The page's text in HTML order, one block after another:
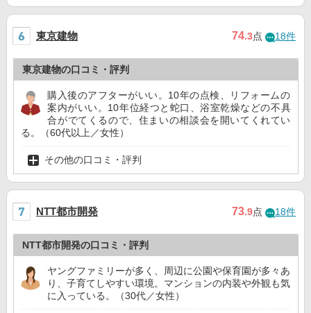
東京建物 74.3点 18件
東京建物の口コミ・評判
購入後のアフターがいい。10年の点検、リフォームの
案内がいい。10年位経つと蛇口、浴室乾燥などの不具
合がでてくるので、住まいの相談会を開いてくれてい
る。（60代以上／女性）
その他の口コミ・評判
NTT都市開発 73.9点 18件
NTT都市開発の口コミ・評判
ヤングファミリーが多く、周辺に公園や保育園が多々あ
り、子育てしやすい環境。マンションの内装や外観も気
に入っている。（30代／女性）